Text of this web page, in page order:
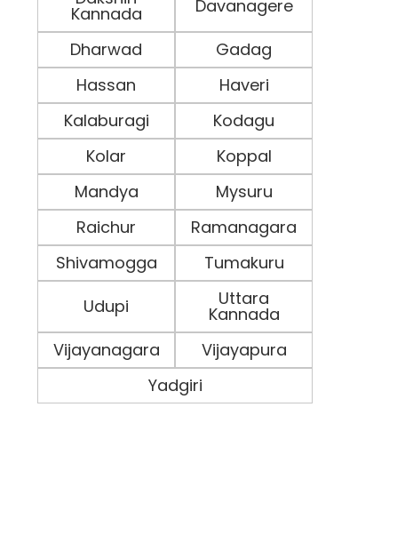
Kannada
Davanagere
Dharwad
Gadag
Hassan
Haveri
Kalaburagi
Kodagu
Kolar
Koppal
Mandya
Mysuru
Raichur
Ramanagara
Shivamogga
Tumakuru
Udupi
Uttara
Kannada
Vijayanagara
Vijayapura
Yadgiri